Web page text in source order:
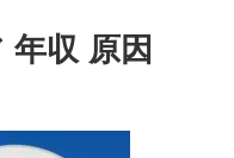
収 原因